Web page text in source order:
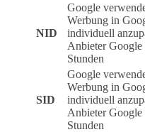
NID
Google
Werbung in
individuell
Anbieter Google
Stunden
SID
Google
Werbung in
individuell
Anbieter Google
Stunden